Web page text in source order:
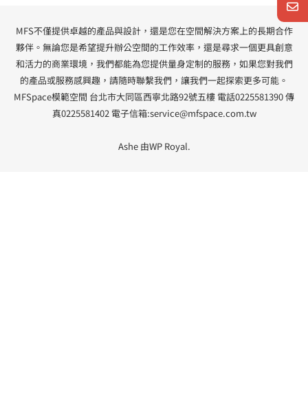
MFS不僅提供卓越的產品與設計，還是您在空間解決方案上的長期合作
夥伴。無論您是希望提升辦公空間的工作效率，還是尋求一個更具創意
和活力的商業環境，我們都能為您提供量身定制的服務，如果您對我們
的產品或服務感興趣，請隨時聯繫我們，讓我們一起探索更多可能。
MFSpace模範空間 台北市大同區西寧北路92號五樓 電話0225581390 傳
真0225581402 電子信箱:service@mfspace.com.tw
Ashe 由WP Royal.